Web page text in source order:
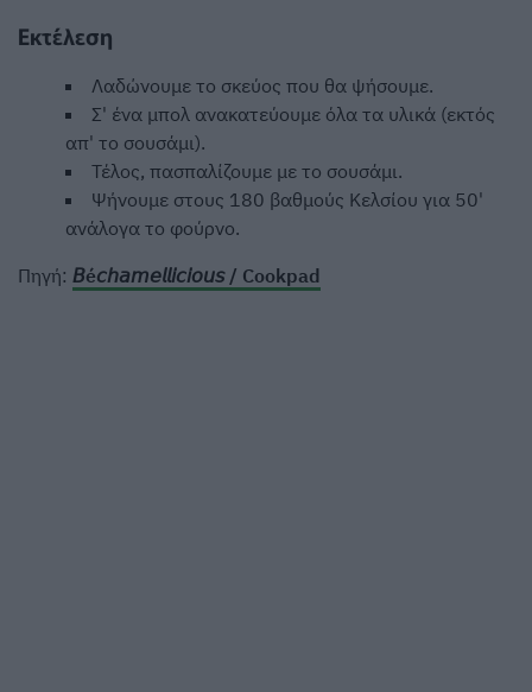
Εκτέλεση
Λαδώνουμε το σκεύος που θα ψήσουμε.
Σ' ένα μπολ ανακατεύουμε όλα τα υλικά (εκτός
απ' το σουσάμι).
Τέλος, πασπαλίζουμε με το σουσάμι.
Ψήνουμε στους 180 βαθμούς Κελσίου για 50'
ανάλογα το φούρνο.
Πηγή: 𝘉é𝘤𝘩𝘢𝘮𝘦𝘭𝘭𝘪𝘤𝘪𝘰𝘶𝘴 / Cookpad